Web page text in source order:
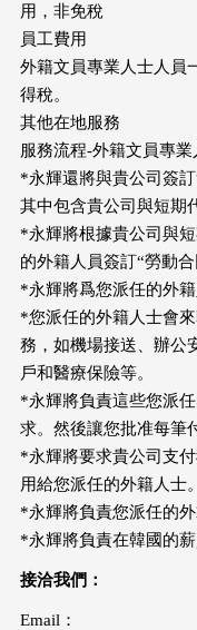
用，非免稅
員工費用
外籍文員專業人士人員
得稅。
其他在地服務
服務流程-外籍文員專業
*永輝還將與貴公司簽
其中包含貴公司與短期
*永輝將根據貴公司與
的外籍人員簽訂“勞動合
*永輝將爲您派任的外
*您派任的外籍人士會
務，如機場接送、辦公
戶和醫療保險等。
*永輝將負責這些您派
求。然後讓您批准每筆
*永輝將要求貴公司支
用給您派任的外籍人士。
*永輝將負責您派任的
*永輝將負責在韓國的
接洽我們：
Email：